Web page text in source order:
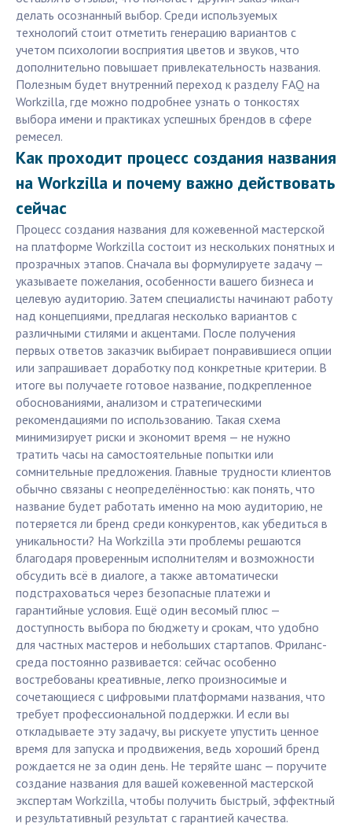
делать осознанный выбор. Среди используемых
технологий стоит отметить генерацию вариантов с
учетом психологии восприятия цветов и звуков, что
дополнительно повышает привлекательность названия.
Полезным будет внутренний переход к разделу FAQ на
Workzilla, где можно подробнее узнать о тонкостях
выбора имени и практиках успешных брендов в сфере
ремесел.
Как проходит процесс создания названия
на Workzilla и почему важно действовать
сейчас
Процесс создания названия для кожевенной мастерской
на платформе Workzilla состоит из нескольких понятных и
прозрачных этапов. Сначала вы формулируете задачу —
указываете пожелания, особенности вашего бизнеса и
целевую аудиторию. Затем специалисты начинают работу
над концепциями, предлагая несколько вариантов с
различными стилями и акцентами. После получения
первых ответов заказчик выбирает понравившиеся опции
или запрашивает доработку под конкретные критерии. В
итоге вы получаете готовое название, подкрепленное
обоснованиями, анализом и стратегическими
рекомендациями по использованию. Такая схема
минимизирует риски и экономит время — не нужно
тратить часы на самостоятельные попытки или
сомнительные предложения. Главные трудности клиентов
обычно связаны с неопределённостью: как понять, что
название будет работать именно на мою аудиторию, не
потеряется ли бренд среди конкурентов, как убедиться в
уникальности? На Workzilla эти проблемы решаются
благодаря проверенным исполнителям и возможности
обсудить всё в диалоге, а также автоматически
подстраховаться через безопасные платежи и
гарантийные условия. Ещё один весомый плюс —
доступность выбора по бюджету и срокам, что удобно
для частных мастеров и небольших стартапов. Фриланс-
среда постоянно развивается: сейчас особенно
востребованы креативные, легко произносимые и
сочетающиеся с цифровыми платформами названия, что
требует профессиональной поддержки. И если вы
откладываете эту задачу, вы рискуете упустить ценное
время для запуска и продвижения, ведь хороший бренд
рождается не за один день. Не теряйте шанс — поручите
создание названия для вашей кожевенной мастерской
экспертам Workzilla, чтобы получить быстрый, эффектный
и результативный результат с гарантией качества.